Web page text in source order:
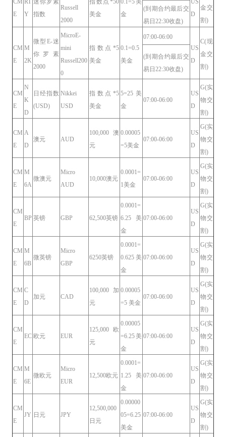
CM
E
RT
Y
迷你罗素
指数
Russell
2000
指数点*50
美金
0.1=5美
金
US
D
金交
割)
(到期合约最后交
易日22:30收盘)
CM
E
M
2K
微型E-迷
你罗素
2000
MicroE-
mini
Russell200
0
指数点*5
美金
0.1=0.5
美金
07:00-06:00
US
D
C(现
金交
割)
(到期合约最后交
易日22:30收盘)
CM
E
N
K
D
日经指数
(USD)
Nikkei
USD
指数点*5
美金
5=25美
金
07:00-06:00
US
D
G(实
物交
割)
CM
E
A
D
澳元 AUD
100,000 澳
元
0.00005
=5美金
07:00-06:00
US
D
G(实
物交
割)
CM
E
M
6A
微澳元
Micro
AUD
10,000澳元
0.0001=
1美金
07:00-06:00
US
D
G(实
物交
割)
CM
E
BP 英镑 GBP 62,500英镑
0.0001=
6.25美
金
07:00-06:00
US
D
G(实
物交
割)
CM
E
M
6B
微英镑
Micro
GBP
6250英镑
0.0001=
0.625美
金
07:00-06:00
US
D
G(实
物交
割)
CM
E
C
D
加元 CAD
100,000加
元
0.00005
=5 美金
07:00-06:00
US
D
G(实
物交
割)
CM
E
EC 欧元 EUR
125,000 欧
元
0.00005
=6.25美
金
07:00-06:00
US
D
G(实
物交
割)
CM
E
M
6E
微欧元
Micro
EUR
12,500欧元
0.0001=
1.25美
金
07:00-06:00
US
D
G(实
物交
割)
CM
E
JY 日元 JPY
12,500,000
日元
0.00000
05=6.25
美金
07:00-06:00
US
D
G(实
物交
割)